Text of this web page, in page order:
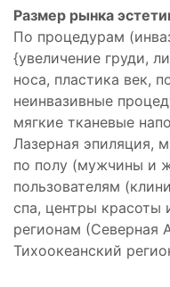
Размер рынка
По процедурам
{увеличение груди,
носа, пластика век,
неинвазивные
мягкие тканевые
Лазерная эпиляция,
по полу (мужчины и
пользователям
спа, центры
регионам (Северная
Тихоокеанский